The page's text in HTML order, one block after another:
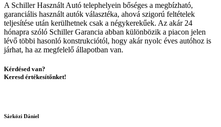
A Schiller Használt Autó telephelyein bőséges a megbízható,
garanciális használt autók választéka, ahová szigorú feltételek
teljesítése után kerülhetnek csak a négykerekűek. Az akár 24
hónapra szóló Schiller Garancia abban különbözik a piacon jelen
lévő többi hasonló konstrukciótól, hogy akár nyolc éves autóhoz is
járhat, ha az megfelelő állapotban van.
Kérdésed van?
Keresd értékesítőnket!
Sárközi Dániel